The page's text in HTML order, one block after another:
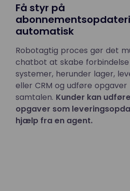
Få styr på
automatisk
Robotagtig proces gør det
chatbot at skabe
systemer, herunder lager,
eller CRM og udføre
samtalen. Kunder kan
opgaver som
hjælp fra en agent.